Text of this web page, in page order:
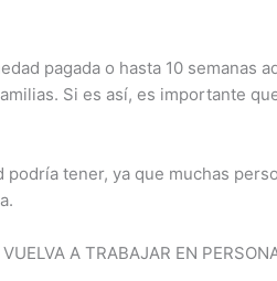
pagada o hasta 10 semanas
Si es así, es importante
tener, ya que muchas
A TRABAJAR EN